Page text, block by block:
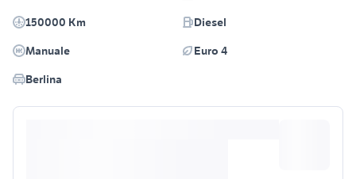
150000 Km
Diesel
Manuale
Euro 4
Berlina